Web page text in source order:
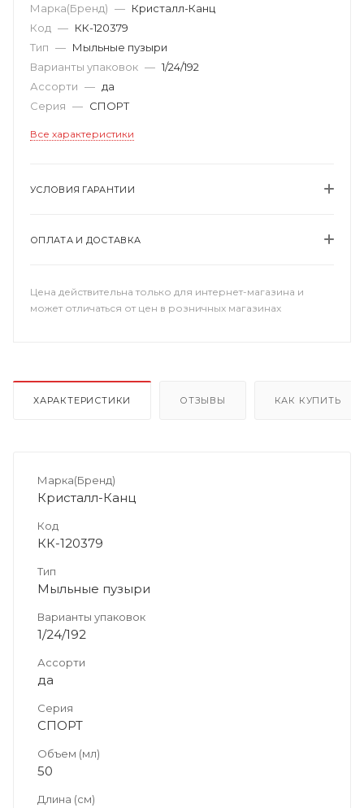
Марка(Бренд) — Кристалл-Канц
Код — КК-120379
Тип — Мыльные пузыри
Варианты упаковок — 1/24/192
Ассорти — да
Серия — СПОРТ
Все характеристики
УСЛОВИЯ ГАРАНТИИ
ОПЛАТА И ДОСТАВКА
Цена действительна только для интернет-магазина и
может отличаться от цен в розничных магазинах
ХАРАКТЕРИСТИКИ ОТЗЫВЫ КАК КУПИТЬ
Марка(Бренд)
Кристалл-Канц
Код
КК-120379
Тип
Мыльные пузыри
Варианты упаковок
1/24/192
Ассорти
да
Серия
СПОРТ
Объем (мл)
50
Длина (см)